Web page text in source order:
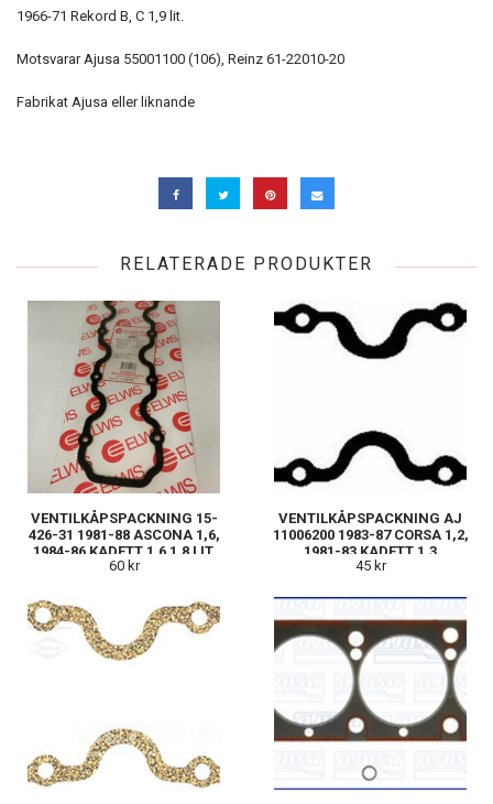
1966-71 Rekord B, C 1,9 lit.
Motsvarar Ajusa 55001100 (106), Reinz 61-22010-20
Fabrikat Ajusa eller liknande
RELATERADE PRODUKTER
VENTILKÅPSPACKNING 15-
426-31 1981-88 ASCONA 1,6,
1984-86 KADETT 1,6 1,8 LIT.
60 kr
VENTILKÅPSPACKNING AJ
11006200 1983-87 CORSA 1,2,
1981-83 KADETT 1,3
45 kr